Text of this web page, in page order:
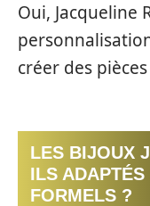
Oui, Jacqueline
créer des
LES BIJOUX
ILS
FORMELS ?